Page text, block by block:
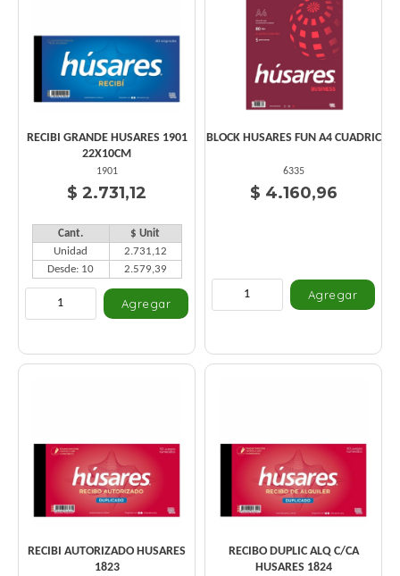
RECIBI GRANDE HUSARES 1901
22X10CM
1901
$ 2.731,12
Cant.
$ Unit
Unidad
2.731,12
Desde: 10
2.579,39
BLOCK HUSARES FUN A4 CUADRIC
6335
$ 4.160,96
RECIBI AUTORIZADO HUSARES
1823
RECIBO DUPLIC ALQ C/CA
HUSARES 1824